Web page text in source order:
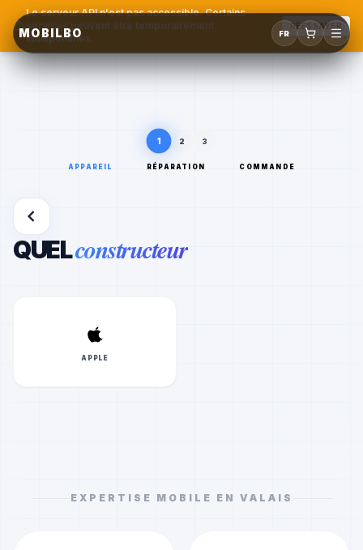
MOBILBO FR
Le serveur API n'est pas accessible. Certains
services peuvent être temporairement
indisponibles.
RÉESSAYER
1 2 3
APPAREIL RÉPARATION COMMANDE
QUELconstructeur
APPLE
EXPERTISE MOBILE EN VALAIS